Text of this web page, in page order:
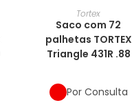
Tortex
Saco com 72
palhetas TORTEX
Triangle 431R .88
Por Consulta